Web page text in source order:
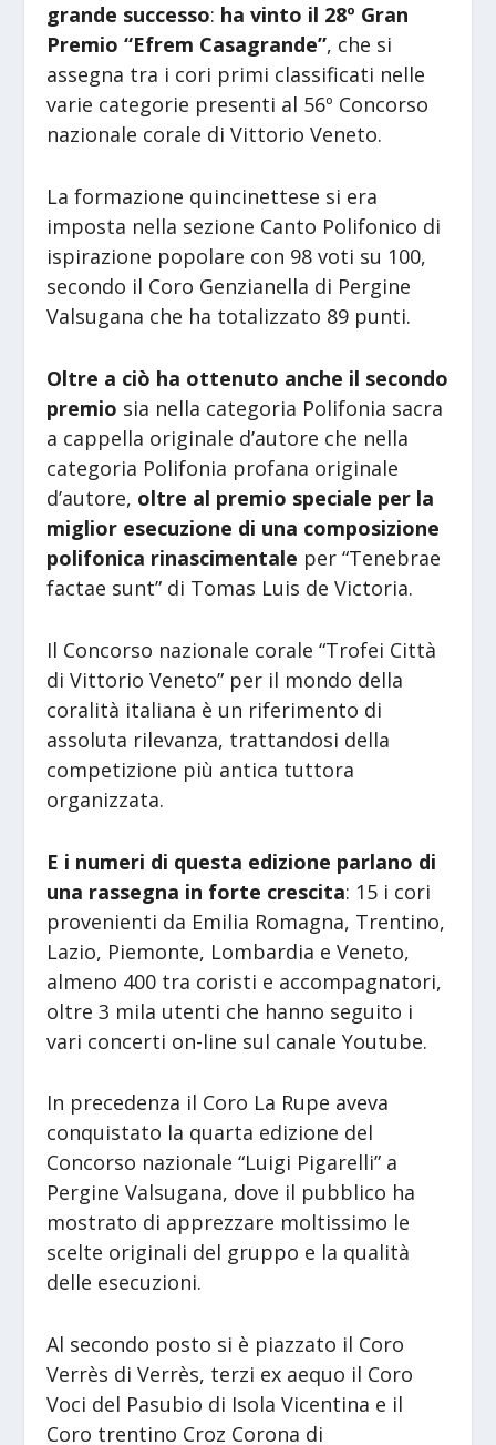
grande successo: ha vinto il 28º Gran
Premio “Efrem Casagrande”, che si
assegna tra i cori primi classificati nelle
varie categorie presenti al 56º Concorso
nazionale corale di Vittorio Veneto.
La formazione quincinettese si era
imposta nella sezione Canto Polifonico di
ispirazione popolare con 98 voti su 100,
secondo il Coro Genzianella di Pergine
Valsugana che ha totalizzato 89 punti.
Oltre a ciò ha ottenuto anche il secondo
premio sia nella categoria Polifonia sacra
a cappella originale d’autore che nella
categoria Polifonia profana originale
d’autore, oltre al premio speciale per la
miglior esecuzione di una composizione
polifonica rinascimentale per “Tenebrae
factae sunt” di Tomas Luis de Victoria.
Il Concorso nazionale corale “Trofei Città
di Vittorio Veneto” per il mondo della
coralità italiana è un riferimento di
assoluta rilevanza, trattandosi della
competizione più antica tuttora
organizzata.
E i numeri di questa edizione parlano di
una rassegna in forte crescita: 15 i cori
provenienti da Emilia Romagna, Trentino,
Lazio, Piemonte, Lombardia e Veneto,
almeno 400 tra coristi e accompagnatori,
oltre 3 mila utenti che hanno seguito i
vari concerti on-line sul canale Youtube.
In precedenza il Coro La Rupe aveva
conquistato la quarta edizione del
Concorso nazionale “Luigi Pigarelli” a
Pergine Valsugana, dove il pubblico ha
mostrato di apprezzare moltissimo le
scelte originali del gruppo e la qualità
delle esecuzioni.
Al secondo posto si è piazzato il Coro
Verrès di Verrès, terzi ex aequo il Coro
Voci del Pasubio di Isola Vicentina e il
Coro trentino Croz Corona di